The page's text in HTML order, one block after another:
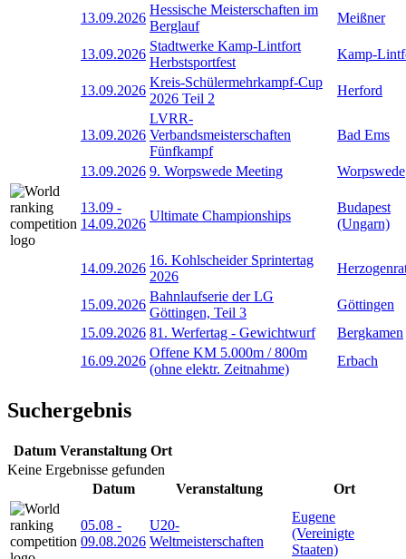
13.09.2026
Hessische Meisterschaften im
Berglauf
Meißner
13.09.2026
Stadtwerke Kamp-Lintfort
Herbstsportfest
Kamp-
13.09.2026
Kreis-Schülermehrkampf-Cup
2026 Teil 2
Herford
13.09.2026
LVRR-
Verbandsmeisterschaften
Fünfkampf
Bad Ems
13.09.2026 9. Worpswede Meeting Worpswede
13.09 -
14.09.2026
Ultimate Championships
Budapest
(Ungarn)
14.09.2026
16. Kohlscheider Sprintertag
2026
15.09.2026
Bahnlaufserie der LG
Göttingen, Teil 3
Göttingen
15.09.2026 81. Werfertag - Gewichtwurf
Bergkamen
16.09.2026
Offene KM 5.000m / 800m
(ohne elektr. Zeitnahme)
Erbach
Suchergebnis
Datum Veranstaltung Ort
Keine Ergebnisse gefunden
Datum
Veranstaltung Ort
05.08 -
09.08.2026
U20-
Weltmeisterschaften
Eugene
(Vereinigte
Staaten)